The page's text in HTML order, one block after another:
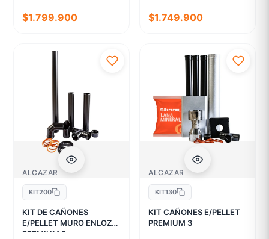
$1.799.900 $1.749.900
ALCAZAR
KIT200
KIT DE CAÑONES
E/PELLET MURO ENLOZ
PREMIUM 3
ALCAZAR
KIT130
KIT CAÑONES E/PELLET
PREMIUM 3